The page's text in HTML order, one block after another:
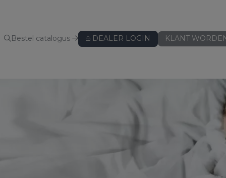
Bestel catalogus DEALER LOGIN KLANT
Hoeslakens - speciaal voor topper